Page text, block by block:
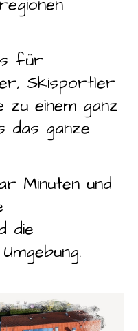
für
Skisportler
einem ganz
das ganze
Minuten und
die